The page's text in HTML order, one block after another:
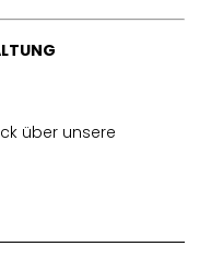
über unsere